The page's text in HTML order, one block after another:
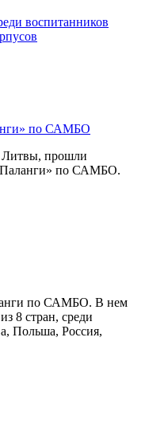
воспитанников
по САМБО
Литвы, прошли
Паланги» по САМБО.
по САМБО. В нем
8 стран, среди
Польша, Россия,